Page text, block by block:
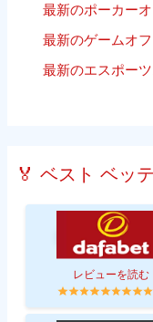
最新のポーカー
最新のゲームオ
最新のエスポー
🏅 ベスト ベッ
レビューを読む